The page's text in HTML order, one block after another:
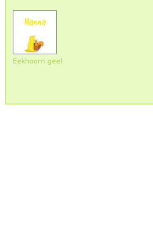
Eekhoorn geel